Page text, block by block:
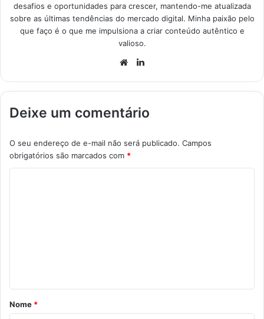
desafios e oportunidades para crescer, mantendo-me atualizada
sobre as últimas tendências do mercado digital. Minha paixão pelo
que faço é o que me impulsiona a criar conteúdo autêntico e
valioso.
Website
Deixe um comentário
O seu endereço de e-mail não será publicado. Campos
obrigatórios são marcados com *
rNome *